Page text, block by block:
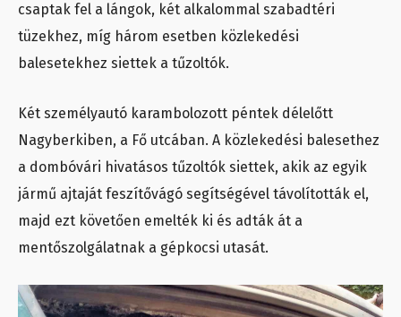
csaptak fel a lángok, két alkalommal szabadtéri
tüzekhez, míg három esetben közlekedési
balesetekhez siettek a tűzoltók.
Két személyautó karambolozott péntek délelőtt
Nagyberkiben, a Fő utcában. A közlekedési balesethez
a dombóvári hivatásos tűzoltók siettek, akik az egyik
jármű ajtaját feszítővágó segítségével távolították el,
majd ezt követően emelték ki és adták át a
mentőszolgálatnak a gépkocsi utasát.